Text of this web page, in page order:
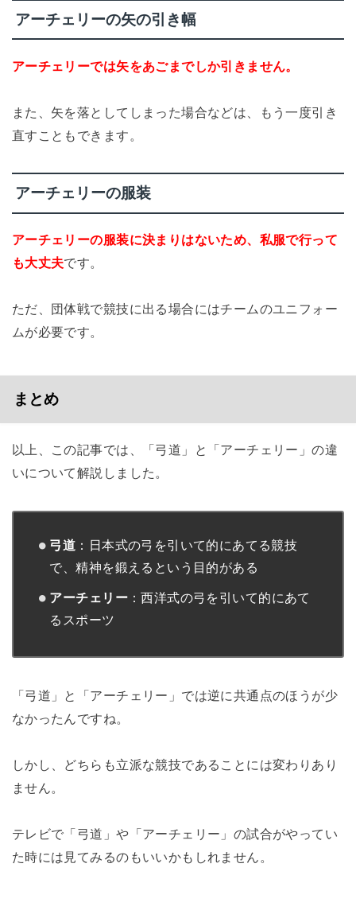
アーチェリーの矢の引き幅
アーチェリーでは矢をあごまでしか引きません。
また、矢を落としてしまった場合などは、もう一度引き
直すこともできます。
アーチェリーの服装
アーチェリーの服装に決まりはないため、私服で行って
も大丈夫です。
ただ、団体戦で競技に出る場合にはチームのユニフォー
ムが必要です。
まとめ
以上、この記事では、「弓道」と「アーチェリー」の違
いについて解説しました。
弓道 ：日本式の弓を引いて的にあてる競技
で、精神を鍛えるという目的がある
アーチェリー：西洋式の弓を引いて的にあて
るスポーツ
「弓道」と「アーチェリー」では逆に共通点のほうが少
なかったんですね。
しかし、どちらも立派な競技であることには変わりあり
ません。
テレビで「弓道」や「アーチェリー」の試合がやってい
た時には見てみるのもいいかもしれません。